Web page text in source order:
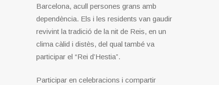
Barcelona, ​​acull persones grans amb
dependència. Els i les residents van gaudir
revivint la tradició de la nit de Reis, en un
clima càlid i distès, del qual també va
participar el “Rei d’Hestia”.
Participar en celebracions i compartir